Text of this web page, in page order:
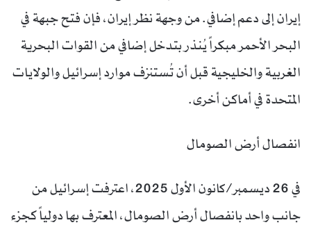
إيران إلى دعم إضافي. من وجهة نظر إيران، فإن فتح جبهة في
البحر الأحمر مبكراً يُنذر بتدخل إضافي من القوات البحرية
الغربية والخليجية قبل أن تُستنزف موارد إسرائيل والولايات
المتحدة في أماكن أخرى.
انفصال أرض الصومال
في 26 ديسمبر/كانون الأول 2025، اعترفت إسرائيل من
جانب واحد بانفصال أرض الصومال، المعترف بها دولياً كجزء